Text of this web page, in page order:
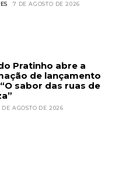
7 DE AGOSTO DE 2026
Pratinho abre a
de lançamento
sabor das ruas de
DE AGOSTO DE 2026